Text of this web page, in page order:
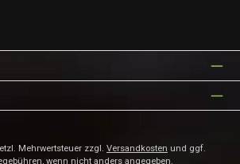
Mehrwertsteuer zzgl. Versandkosten und ggf.
wenn nicht anders angegeben.